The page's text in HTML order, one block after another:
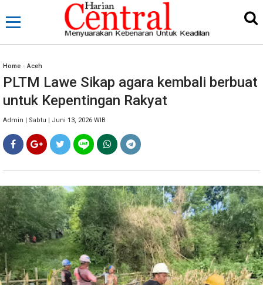
Home »Aceh
PLTM Lawe Sikap agara kembali berbuat
untuk Kepentingan Rakyat
Admin | Sabtu | Juni 13, 2026 WIB